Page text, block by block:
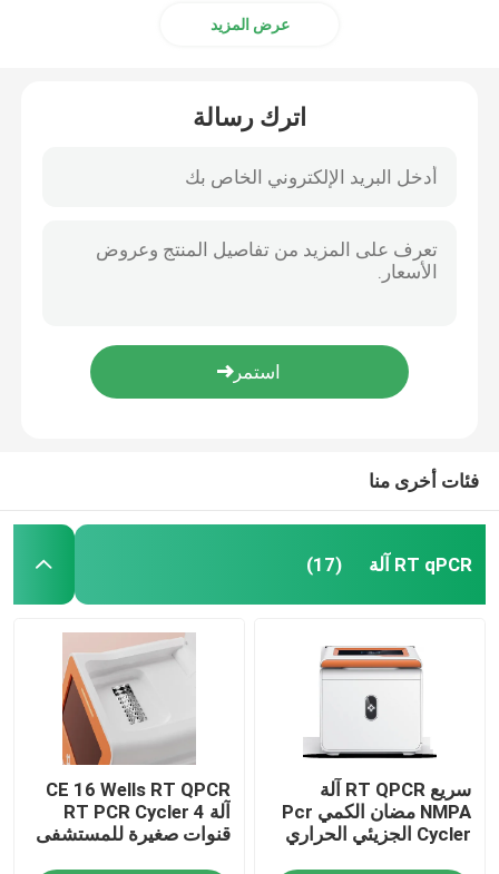
منتجات
أشرطة فيديو
عرض المزيد
اترك رسالة
فئات أخرى منا
RT qPCR آلة (17)
سريع RT QPCR آلة
NMPA مضان الكمي Pcr
Cycler الجزيئي الحراري
CE 16 Wells RT QPCR
آلة RT PCR Cycler 4
قنوات صغيرة للمستشفى